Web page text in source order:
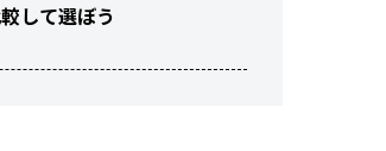
して選ぼう